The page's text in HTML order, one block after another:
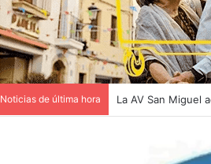
Noticias de última hora El pollaque